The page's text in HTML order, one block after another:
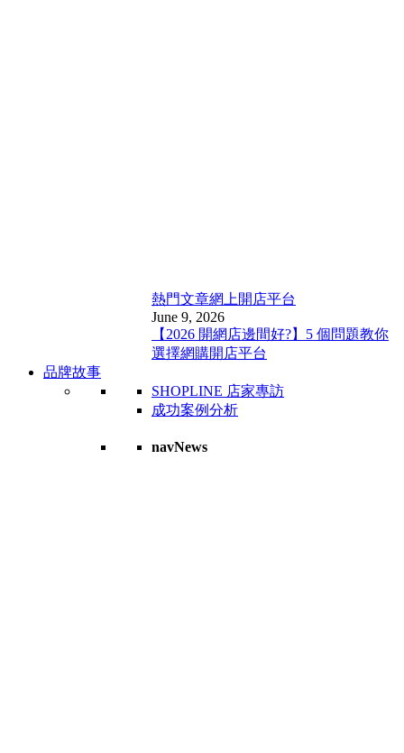
熱門文章網上開店平台
June 9, 2026
【2026 開網店邊間好?】5 個問題教你
選擇網購開店平台
品牌故事
SHOPLINE 店家專訪
成功案例分析
navNews